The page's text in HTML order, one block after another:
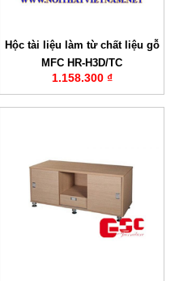
Hộc tài liệu làm từ chất liệu gỗ
MFC HR-H3D/TC
1.158.300 ₫